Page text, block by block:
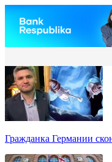
Гражданка Германии